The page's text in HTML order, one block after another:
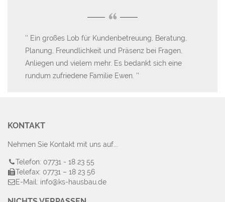
“
Ein großes Lob für Kundenbetreuung, Beratung,
Planung, Freundlichkeit und Präsenz bei Fragen,
Anliegen und vielem mehr. Es bedankt sich eine
rundum zufriedene Familie Ewen.
KONTAKT
Nehmen Sie Kontakt mit uns auf...
Telefon: 07731 - 18 23 55
Telefax: 07731 – 18 23 56
E-Mail: info@ks-hausbau.de